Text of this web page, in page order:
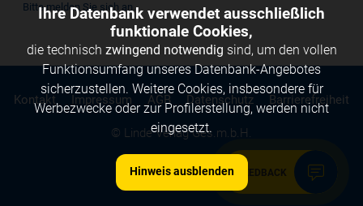
FEEDBACK
Bitte melden Sie sich an.
© Linde Verlag Ges.m.b.H.
Kontakt Impressum AGB Datenschutz Barrierefreiheit
Ihre Datenbank verwendet ausschließlich
funktionale Cookies,
die technisch zwingend notwendig sind, um den vollen
Funktionsumfang unseres Datenbank-Angebotes
sicherzustellen. Weitere Cookies, insbesondere für
Werbezwecke oder zur Profilerstellung, werden nicht
eingesetzt.
Hinweis ausblenden